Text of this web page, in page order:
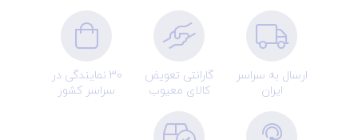
ارسال به سراسر
ایران
گارانتی تعویض
کالای معیوب
30 نمایندگی در
سراسر کشور